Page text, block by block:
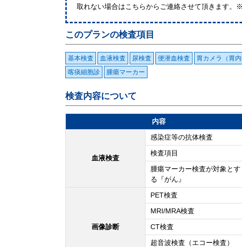
取れない場合はこちらからご連絡させて頂きます。※
このプランの検査項目
基本検査 血液検査 尿検査 便潜血検査 胃カメラ（胃内
喀痰細胞診
腫瘍マーカー
検査内容について
内容
血液検査
感染症等の抗体検査
検査項目
腫瘍マーカー検査が対象とす
る『がん』
画像診断
PET検査
MRI/MRA検査
CT検査
超音波検査（エコー検査）